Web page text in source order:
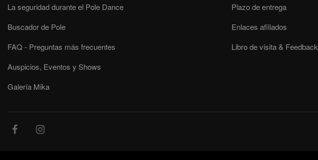
La seguridad durante el Pole Dance
Buscador de Pole
FAQ - Preguntas más frecuentes
Auspicios, Eventos y Shows
Galería Mika
Plazo de entrega
Enlaces afiliados
Libro de visita & Feedback